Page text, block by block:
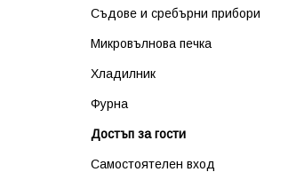
Съдове и сребърни прибори
Микровълнова печка
Хладилник
Фурна
Достъп за гости
Самостоятелен вход